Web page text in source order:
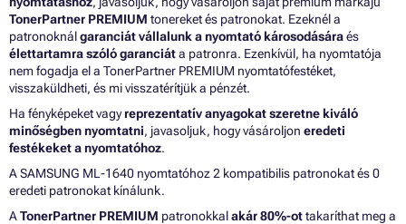
TonerPartner PREMIUM tonereket és patronokat. Ezeknél a
patronoknálgaranciát vállalunk a nyomtató károsodásáraés
élettartamra szóló garanciáta patronra. Ezenkívül, ha nyomtatója
nem fogadja el a TonerPartner PREMIUM nyomtatófestéket,
visszaküldheti, és mi visszatérítjük a pénzét.
Ha fényképeket vagyreprezentatív anyagokat szeretne kiváló
minőségben nyomtatni, javasoljuk, hogy vásároljon eredeti
festékeket a nyomtatóhoz.
A SAMSUNG ML-1640 nyomtatóhoz 2 kompatibilis patronokat és 0
eredeti patronokat kínálunk.
ATonerPartner PREMIUM patronokkalakár 80%-ottakaríthat meg a